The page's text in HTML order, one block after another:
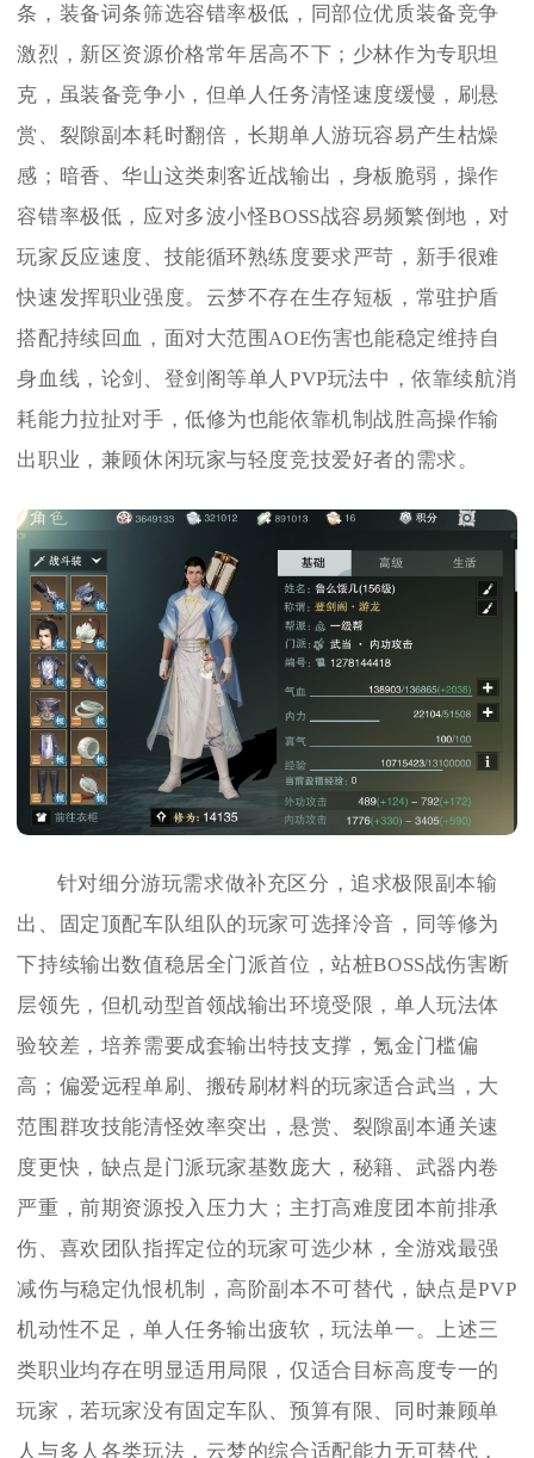
条，装备词条筛选容错率极低，同部位优质装备竞争
激烈，新区资源价格常年居高不下；少林作为专职坦
克，虽装备竞争小，但单人任务清怪速度缓慢，刷悬
赏、裂隙副本耗时翻倍，长期单人游玩容易产生枯燥
感；暗香、华山这类刺客近战输出，身板脆弱，操作
容错率极低，应对多波小怪BOSS战容易频繁倒地，对
玩家反应速度、技能循环熟练度要求严苛，新手很难
快速发挥职业强度。云梦不存在生存短板，常驻护盾
搭配持续回血，面对大范围AOE伤害也能稳定维持自
身血线，论剑、登剑阁等单人PVP玩法中，依靠续航消
耗能力拉扯对手，低修为也能依靠机制战胜高操作输
出职业，兼顾休闲玩家与轻度竞技爱好者的需求。
针对细分游玩需求做补充区分，追求极限副本输
出、固定顶配车队组队的玩家可选择泠音，同等修为
下持续输出数值稳居全门派首位，站桩BOSS战伤害断
层领先，但机动型首领战输出环境受限，单人玩法体
验较差，培养需要成套输出特技支撑，氪金门槛偏
高；偏爱远程单刷、搬砖刷材料的玩家适合武当，大
范围群攻技能清怪效率突出，悬赏、裂隙副本通关速
度更快，缺点是门派玩家基数庞大，秘籍、武器内卷
严重，前期资源投入压力大；主打高难度团本前排承
伤、喜欢团队指挥定位的玩家可选少林，全游戏最强
减伤与稳定仇恨机制，高阶副本不可替代，缺点是PVP
机动性不足，单人任务输出疲软，玩法单一。上述三
类职业均存在明显适用局限，仅适合目标高度专一的
玩家，若玩家没有固定车队、预算有限、同时兼顾单
人与多人各类玩法，云梦的综合适配能力无可替代，